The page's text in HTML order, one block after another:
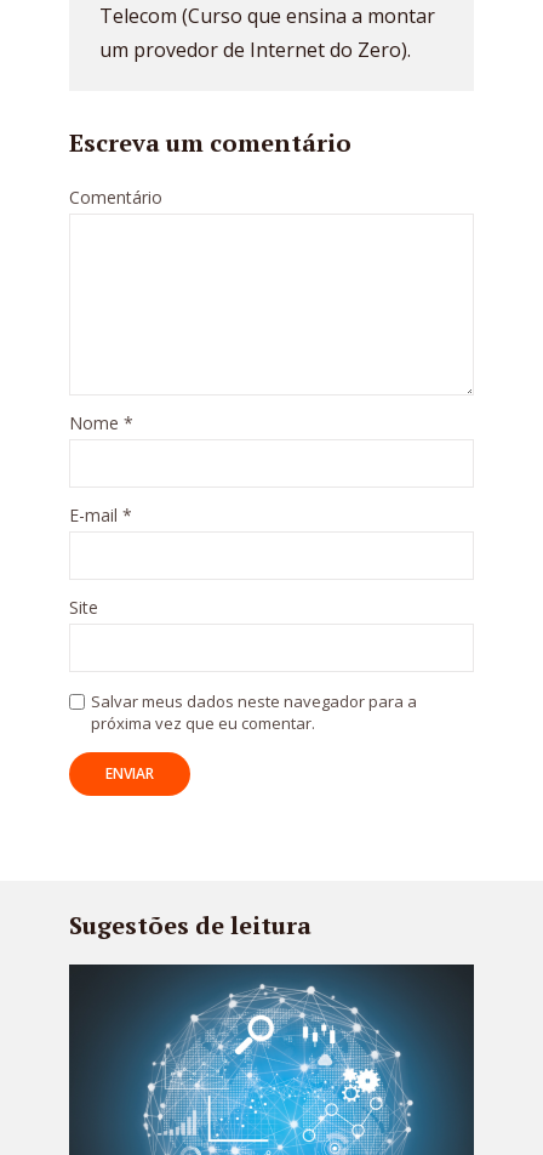
Telecom (Curso que ensina a montar
um provedor de Internet do Zero).
Escreva um comentário
Comentário
Nome *
E-mail *
Site
Salvar meus dados neste navegador para a
próxima vez que eu comentar.
Sugestões de leitura